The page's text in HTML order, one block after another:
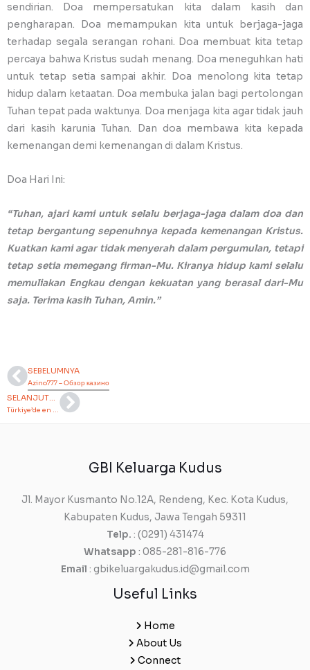
sendirian. Doa mempersatukan kita dalam kasih dan
pengharapan. Doa memampukan kita untuk berjaga-jaga
terhadap segala serangan rohani. Doa membuat kita tetap
percaya bahwa Kristus sudah menang. Doa meneguhkan hati
untuk tetap setia sampai akhir. Doa menolong kita tetap
hidup dalam ketaatan. Doa membuka jalan bagi pertolongan
Tuhan tepat pada waktunya. Doa menjaga kita agar tidak jauh
dari kasih karunia Tuhan. Dan doa membawa kita kepada
kemenangan demi kemenangan di dalam Kristus.
Doa Hari Ini:
“Tuhan, ajari kami untuk selalu berjaga-jaga dalam doa dan
tetap bergantung sepenuhnya kepada kemenangan Kristus.
Kuatkan kami agar tidak menyerah dalam pergumulan, tetapi
tetap setia memegang firman-Mu. Kiranya hidup kami selalu
memuliakan Engkau dengan kekuatan yang berasal dari-Mu
saja. Terima kasih Tuhan, Amin.”
Prev
SEBELUMNYA
Azino777 – Обзор казино
Türkiye’de en çok kazandıran seçeneklerden Alev casino güncel giriş linki
Next
GBI Keluarga Kudus
Jl. Mayor Kusmanto No.12A, Rendeng, Kec. Kota Kudus,
Kabupaten Kudus, Jawa Tengah 59311
Telp. : (0291) 431474
Whatsapp : 085-281-816-776
Email : gbikeluargakudus.id@gmail.com
Useful Links
Home
About Us
Connect